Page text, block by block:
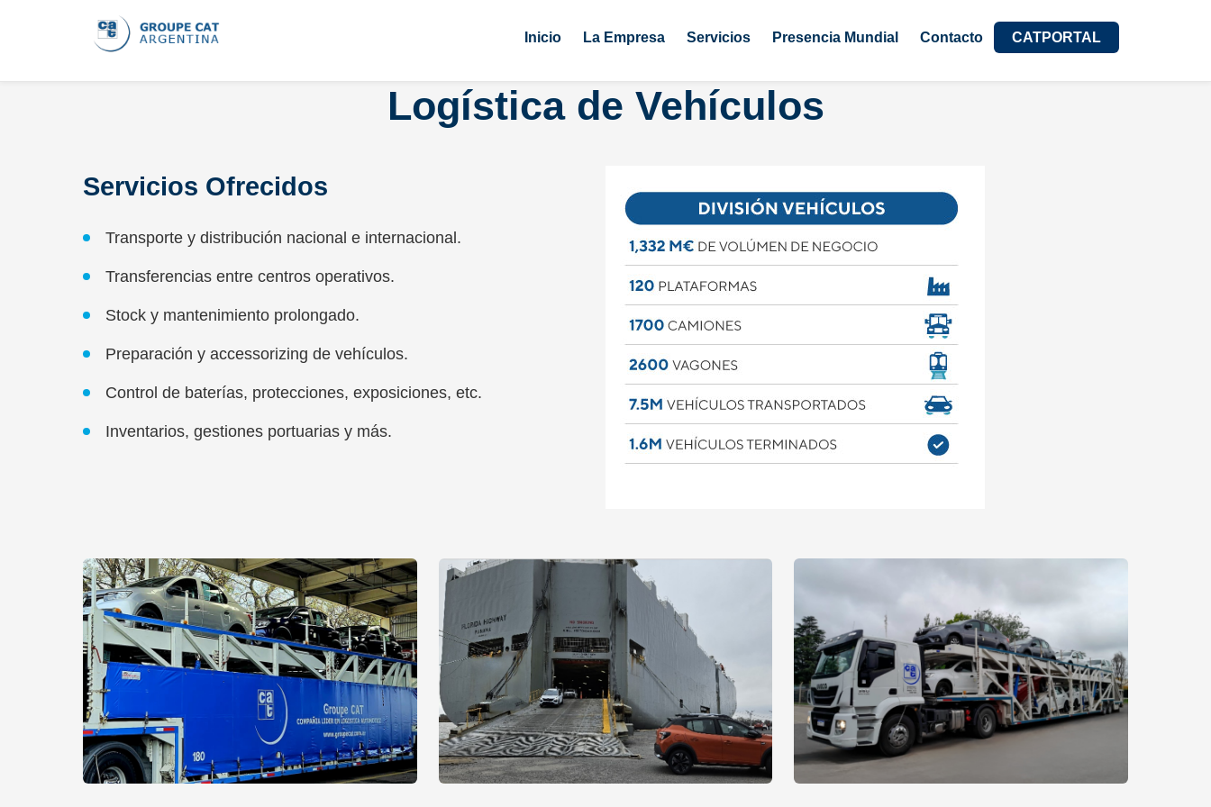
Inicio La Empresa Servicios Presencia Mundial Contacto CATPORTAL
Logística de Vehículos
Servicios Ofrecidos
Transporte y distribución nacional e internacional.
Transferencias entre centros operativos.
Stock y mantenimiento prolongado.
Preparación y accessorizing de vehículos.
Control de baterías, protecciones, exposiciones, etc.
Inventarios, gestiones portuarias y más.